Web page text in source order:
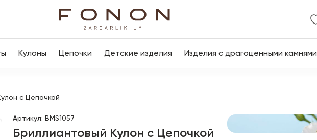
Кулоны Цепочки Детские изделия Изделия с драгоценными камнями
с Цепочкой
Артикул: BMS1057
Бриллиантовый Кулон с Цепочкой